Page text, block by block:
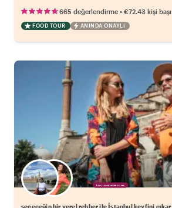
665 değerlendirme • €72.43 kişi başı
FOOD TOUR ANINDA ONAYLI
Favori yerel rehberini seç
seçeceğin bir yerel rehber ile İstanbul keyfini çıkar